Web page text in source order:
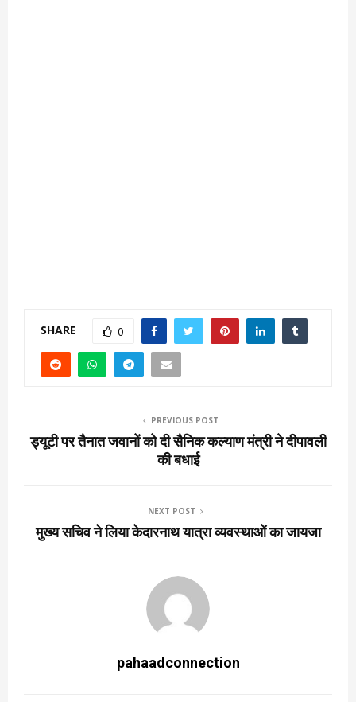
SHARE 0
PREVIOUS POST
ड्यूटी पर तैनात जवानों को दी सैनिक कल्याण मंत्री ने दीपावली
की बधाई
NEXT POST
मुख्य सचिव ने लिया केदारनाथ यात्रा व्यवस्थाओं का जायजा
pahaadconnection